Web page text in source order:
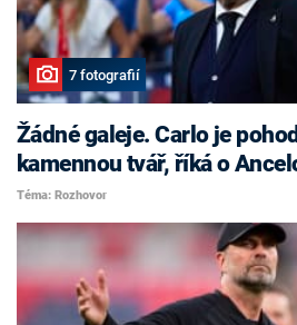
7 fotografií
Žádné galeje. Carlo je
kamennou tvář, říká o
Téma: Rozhovor